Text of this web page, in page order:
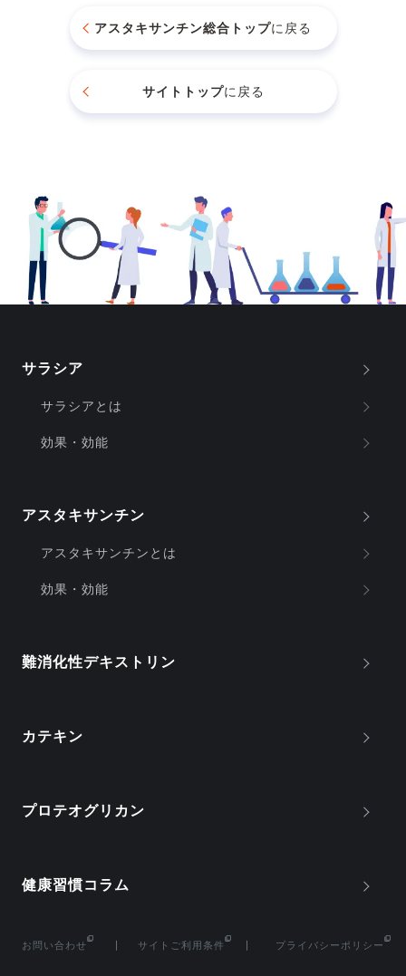
アスタキサンチン総合トップに戻る
サイトトップに戻る
サラシア
サラシアとは
効果・効能
アスタキサンチン
アスタキサンチンとは
効果・効能
難消化性デキストリン
カテキン
プロテオグリカン
健康習慣コラム
お問い合わせ サイトご利用条件 プライバシーポリシー